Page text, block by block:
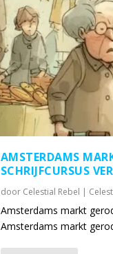
AMSTERDAMS
SCHRIJFCURSUS
door Celestial Rebel |
Amsterdams markt
Amsterdams markt